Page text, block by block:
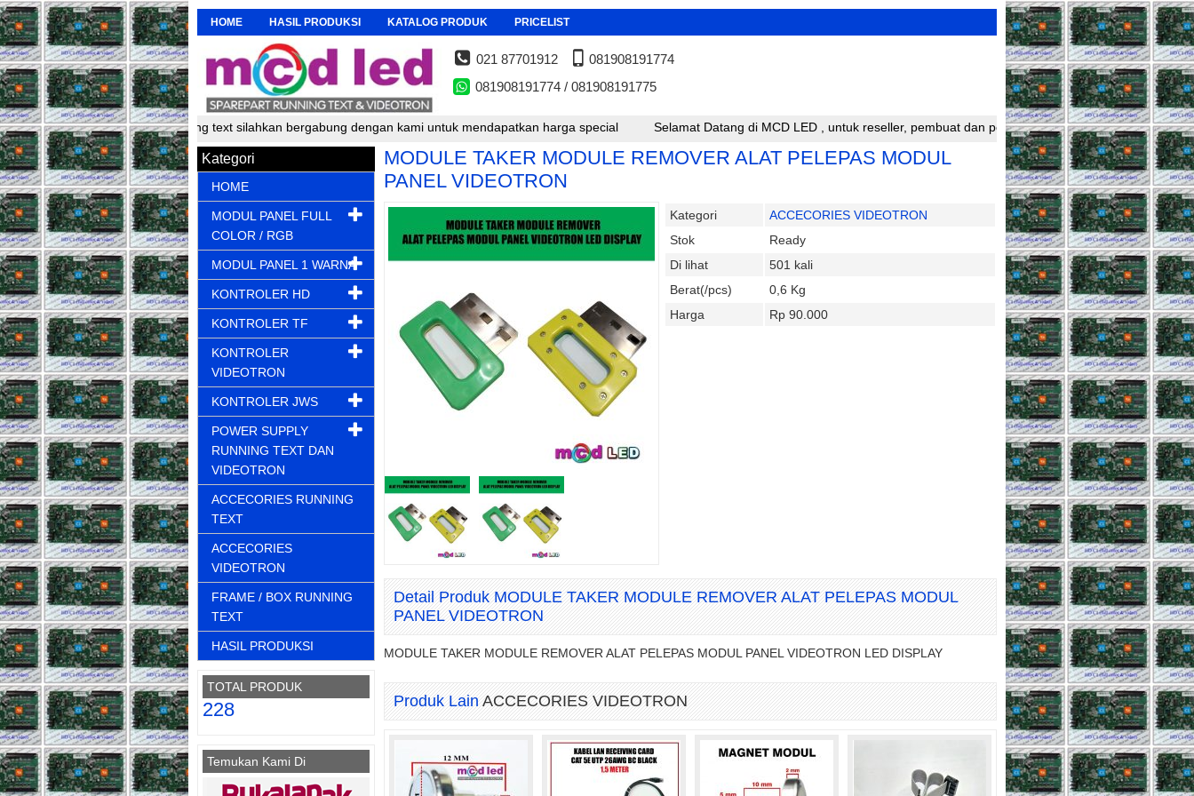
HOME HASIL PRODUKSI KATALOG PRODUK PRICELIST
021 87701912
081908191774
081908191774 / 081908191775
dan perakit running text silahkan bergabung dengan kami untuk mendapatkan harga special Selamat Datang di MCD LED , untuk reseller, pembuat dan perakit running text silahkan bergabung
MODULE TAKER MODULE REMOVER ALAT PELEPAS MODUL
PANEL VIDEOTRON
Kategori
ACCECORIES VIDEOTRON
Stok
Ready
Di lihat
501 kali
Berat(/pcs)
0,6 Kg
Harga
Rp 90.000
Detail Produk MODULE TAKER MODULE REMOVER ALAT PELEPAS MODUL
PANEL VIDEOTRON
MODULE TAKER MODULE REMOVER ALAT PELEPAS MODUL PANEL VIDEOTRON LED DISPLAY
Produk LainACCECORIES VIDEOTRON
Kategori
HOME
MODUL PANEL FULL
COLOR / RGB
MODUL PANEL 1 WARNA
KONTROLER HD
KONTROLER TF
KONTROLER
VIDEOTRON
KONTROLER JWS
POWER SUPPLY
RUNNING TEXT DAN
VIDEOTRON
ACCECORIES RUNNING
TEXT
ACCECORIES
VIDEOTRON
FRAME / BOX RUNNING
TEXT
HASIL PRODUKSI
TOTAL PRODUK
228
Temukan Kami Di